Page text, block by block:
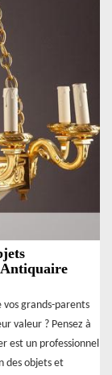
Antiquaire
vos grands-parents
valeur ? Pensez à
est un professionnel
des objets et